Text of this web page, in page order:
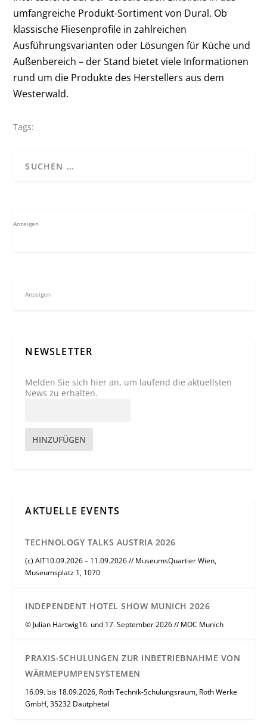
umfangreiche Produkt-Sortiment von Dural. Ob
klassische Fliesenprofile in zahlreichen
Ausführungsvarianten oder Lösungen für Küche und
Außenbereich – der Stand bietet viele Informationen
rund um die Produkte des Herstellers aus dem
Westerwald.
Tags:
Anzeigen
Anzeigen
NEWSLETTER
Melden Sie sich hier an, um laufend die aktuellsten
News zu erhalten.
HINZUFÜGEN
AKTUELLE EVENTS
TECHNOLOGY TALKS AUSTRIA 2026
(c) AIT10.09.2026 – 11.09.2026 // MuseumsQuartier Wien,
Museumsplatz 1, 1070
INDEPENDENT HOTEL SHOW MUNICH 2026
© Julian Hartwig16. und 17. September 2026 // MOC Munich
PRAXIS-SCHULUNGEN ZUR INBETRIEBNAHME VON
WÄRMEPUMPENSYSTEMEN
16.09. bis 18.09.2026, Roth Technik-Schulungsraum, Roth Werke
GmbH, 35232 Dautphetal